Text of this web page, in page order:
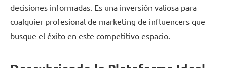
decisiones informadas. Es una inversión valiosa para
cualquier profesional de marketing de influencers que
busque el éxito en este competitivo espacio.